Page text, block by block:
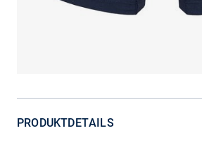
PRODUKTDETAILS